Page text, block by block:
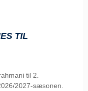
TIL
til 2.
2027-sæsonen.